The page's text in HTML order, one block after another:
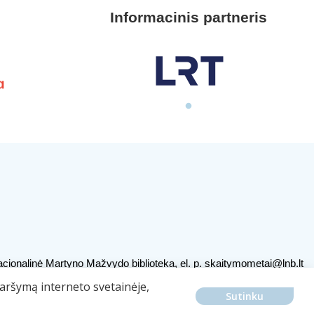
interneto svetainėje,
Sutinku
Informacinis partneris
Martyno Mažvydo biblioteka, el. p. skaitymometai@lnb.lt